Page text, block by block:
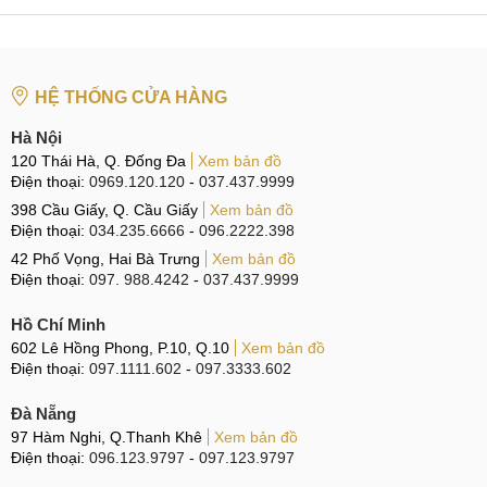
và kiểm tra chi tiết là một lựa chọn thông minh.
Thay nút âm lượng Xiaomi Redmi Pad Pro
Thay main Xiaomi Redmi Pad Pro
Bản mạch chính hay mainboard, đóng vai trò quan trọng
trong việc duy trì hoạt động của máy tính bảng Xiaomi
Redmi Pad Pro. Mainboard này kết nối các linh kiện để đảm
bảo thiết bị hoạt động ổn định và liên tục. Khi mainboard
gặp sự cố, máy tính bảng có thể không hoạt động đúng
cách.
Nhiều người dùng lo lắng rằng việc sửa chữa hoặc thay thế
bảng. Tuy nhiên, nếu bạn chọn một cơ sở sửa chữa uy tín
và chất lượng, việc này không chỉ giải quyết vấn đề hiện tại
mà còn đảm bảo sự ổn định và bền bỉ cho mainboard của
HỆ THỐNG CỬA HÀNG
Hà Nội
120 Thái Hà, Q. Đống Đa
Xem bản đồ
Điện thoại: 0969.120.120 - 037.437.9999
398 Cầu Giấy, Q. Cầu Giấy
Xem bản đồ
Điện thoại: 034.235.6666 - 096.2222.398
42 Phố Vọng, Hai Bà Trưng
Xem bản đồ
Điện thoại: 097. 988.4242 - 037.437.9999
Hồ Chí Minh
602 Lê Hồng Phong, P.10, Q.10
Xem bản đồ
Điện thoại: 097.1111.602 - 097.3333.602
Đà Nẵng
97 Hàm Nghi, Q.Thanh Khê
Xem bản đồ
Điện thoại: 096.123.9797 - 097.123.9797